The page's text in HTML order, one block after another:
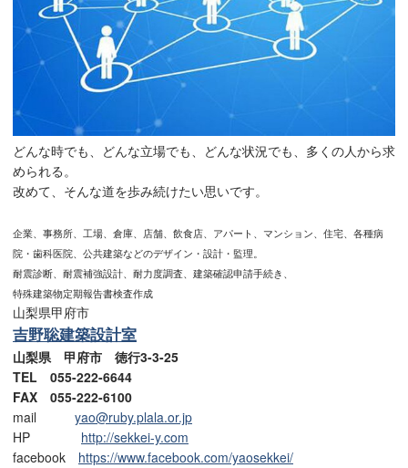
どんな時でも、どんな立場でも、どんな状況でも、多くの人から求
められる。
改めて、そんな道を歩み続けたい思いです。
企業、事務所、工場、倉庫、店舗、飲食店、アパート、マンション、住宅、各種病
院・歯科医院、公共建築などのデザイン・設計・監理。
耐震診断、耐震補強設計、耐力度調査、建築確認申請手続き、
特殊建築物定期報告書検査作成
山梨県甲府市
吉野聡建築設計室
山梨県 甲府市 徳行3-3-25
TEL 055-222-6644
FAX 055-222-6100
mail yao@ruby.plala.or.jp
HP http://sekkei-y.com
facebook https://www.facebook.com/yaosekkei/